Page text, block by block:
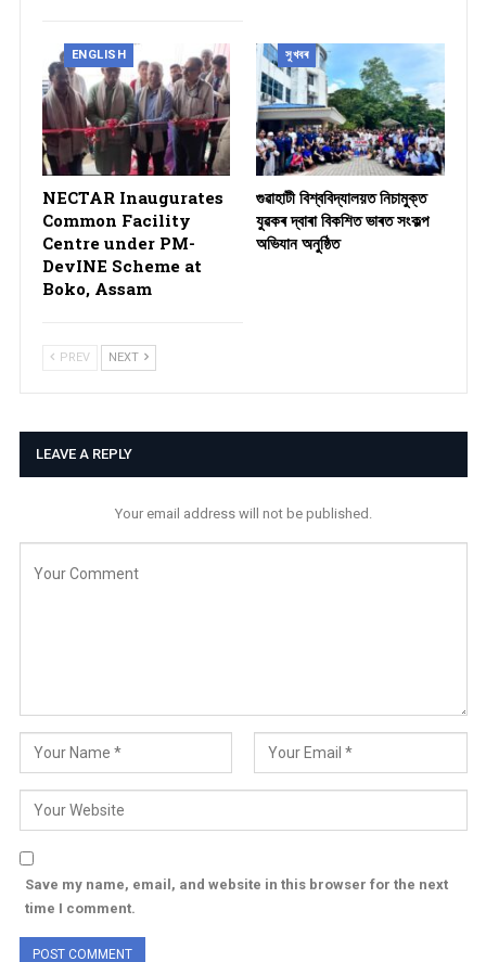
ENGLISH
NECTAR Inaugurates
Common Facility
Centre under PM-
DevINE Scheme at
Boko, Assam
সুখবৰ
গুৱাহাটী বিশ্ববিদ্যালয়ত নিচামুক্ত
যুৱকৰ দ্বাৰা বিকশিত ভাৰত সংকল্প
অভিযান অনুষ্ঠিত
PREV NEXT
LEAVE A REPLY
Your email address will not be published.
Save my name, email, and website in this browser for the next
time I comment.